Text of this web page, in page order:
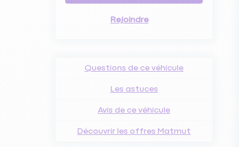
Rejoindre
Questions de ce véhicule
Les astuces
Avis de ce véhicule
Découvrir les offres Matmut